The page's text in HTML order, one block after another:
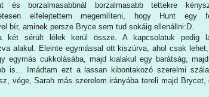
és borzalmasabbnál borzalmasabb tettekre
elfelejtettem megemlíteni, hogy Hunt egy
bír, aminek persze Bryce sem tud sokáig ellenállni:D.
két sérült lélek kerül össze. A kapcsolatuk pedig
alakul. Eleinte egymással ott kiszúrva, ahol csak
egymás cukkolásába, majd kialakul egy barátság,
is... Imádtam ezt a lassan kibontakozó szerelmi
vége, Sarah más szerelem irányába tereli majd Brycet,